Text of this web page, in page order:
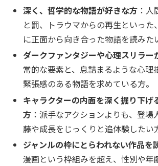
深く、哲学的な物語が好きな方 ：
と罰、トラウマからの再生といった
に正面から向き合った物語を読みた
ダークファンタジーや心理スリラー
常的な要素と、息詰まるような心理
緊張感のある物語を求めている方。
キャラクターの内面を深く掘り下げ
方 ：派手なアクションよりも、登場
藤や成長をじっくりと追体験したい
ジャンルの枠にとらわれない作品を
漫画という枠組みを超え、性別や年